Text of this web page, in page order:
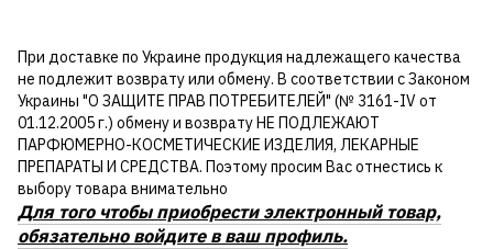
При доставке по Украине продукция надлежащего качества
не подлежит возврату или обмену. В соответствии с Законом
Украины "О ЗАЩИТЕ ПРАВ ПОТРЕБИТЕЛЕЙ" (№ 3161-IV от
01.12.2005 г.) обмену и возврату НЕ ПОДЛЕЖАЮТ
ПАРФЮМЕРНО-КОСМЕТИЧЕСКИЕ ИЗДЕЛИЯ, ЛЕКАРНЫЕ
ПРЕПАРАТЫ И СРЕДСТВА. Поэтому просим Вас отнестись к
выбору товара внимательно
Для того чтобы приобрести электронный товар,
обязательно войдите в ваш профиль.